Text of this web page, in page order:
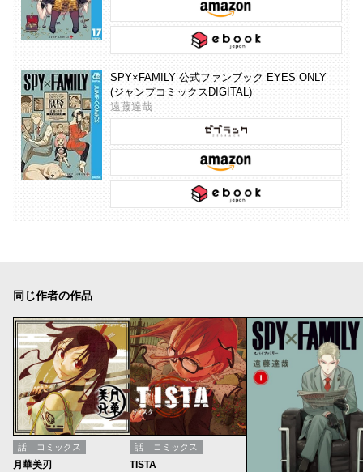
SPY×FAMILY 公式ファンブック EYES ONLY
(ジャンプコミックスDIGITAL)
遠藤達哉
同じ作者の作品
話 コミックス
月華美刃
話 コミックス
TISTA